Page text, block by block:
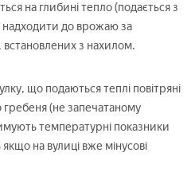
на глибині тепло (подається з
до врожаю за
з нахилом.
що подаються теплі повітряні
(не запечатаному
температурні показники
на вулиці вже мінусові